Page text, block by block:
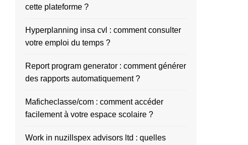
cette plateforme ?
Hyperplanning insa cvl : comment consulter
votre emploi du temps ?
Report program generator : comment générer
des rapports automatiquement ?
Maficheclasse/com : comment accéder
facilement à votre espace scolaire ?
Work in nuzillspex advisors ltd : quelles